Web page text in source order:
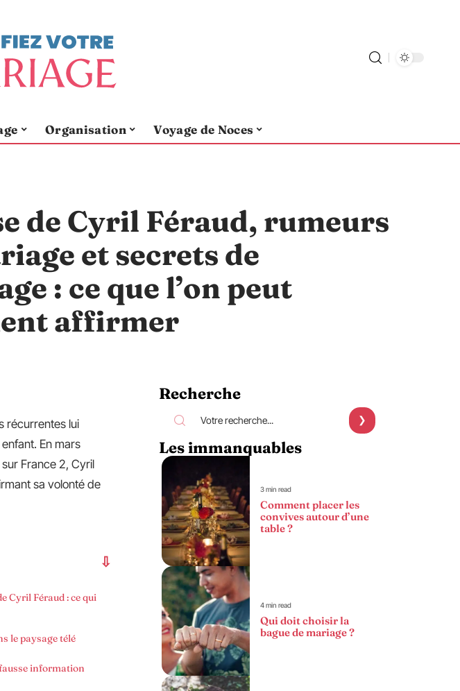
Organisation Voyage de Noces
de Cyril Féraud, rumeurs
et secrets de
: ce que l’on peut
affirmer
récurrentes lui
En mars
France 2, Cyril
sa volonté de
Cyril Féraud : ce qui
le paysage télé
information
Recherche
Les immanquables
3 min read
Comment placer les
convives autour d’une
table ?
4 min read
Qui doit choisir la
bague de mariage ?